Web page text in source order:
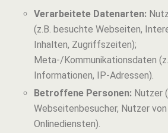
Verarbeitete Datenarten:
(z.B. besuchte Webseiten,
Inhalten, Zugriffszeiten);
Meta-/Kommunikationsdaten
Informationen, IP-Adressen).
Betroffene Personen:Nutzer
Webseitenbesucher, Nutzer von
Onlinediensten).